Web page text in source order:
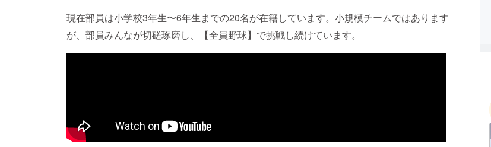
現在部員は小学校3年生〜6年生までの20名が在籍しています。小規模チームではあります
が、部員みんなが切磋琢磨し、【全員野球】で挑戦し続けています。